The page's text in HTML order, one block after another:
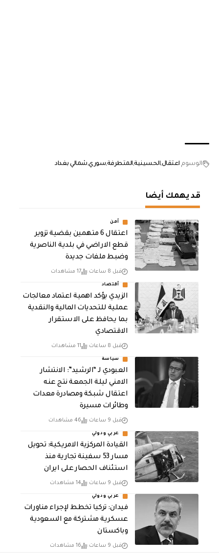
الوسوم اعتقالالحسينية المتطرفةسوري شمالي بغداد
قد يهمك أيضا
أمن
اعتقال 6 متهمين بقضية تزوير
قطع الاراضي في بلدية الناصرية
وضبط ملفات جديدة
قبل 8 ساعات 17 مشاهدات
أقتصاد
الزيدي يؤكد اهمية اعتماد معالجات
عملية للتحديات المالية والنقدية
بما يحافظ على الاستقرار
الاقتصادي
قبل 8 ساعات 11 مشاهدات
سياسة
العبودي لـ “الرشيد”: الانتشار
الامني ليلة الجمعة نتج عنه
اعتقال شبكة ومصادرة معدات
وطائرات مسيرة
قبل 9 ساعات 46 مشاهدات
عربي ودولي
القيادة المركزية الامريكية: تحويل
مسار 53 سفينة تجارية منذ
استئناف الحصار على ايران
قبل 9 ساعات 14 مشاهدات
عربي ودولي
فيدان: تركيا تخطط لإجراء مناورات
عسكرية مشتركة مع السعودية
وباكستان
قبل 9 ساعات 16 مشاهدات